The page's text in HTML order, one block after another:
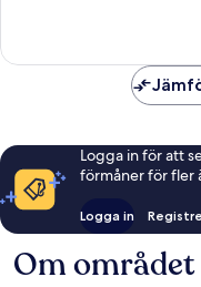
Logga in för att
förmåner för fler
Logga in
Om området